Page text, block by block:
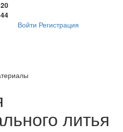
Войти Регистрация
литья